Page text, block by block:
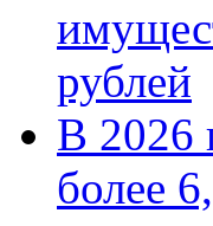
рублей
В 2026
более